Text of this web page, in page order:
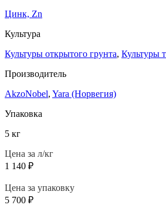
Цинк, Zn
Культура
Культуры открытого грунта, Культуры
Производитель
AkzoNobel, Yara (Норвегия)
Упаковка
5 кг
Цена за л/кг
1 140 ₽
Цена за упаковку
5 700 ₽